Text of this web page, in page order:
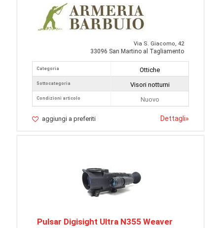
Via S. Giacomo, 42
33096 San Martino al Tagliamento
Categoria
Sottocategoria
Condizioni articolo
Ottiche
Visori notturni
Nuovo
aggiungi a preferiti Dettagli»
Pulsar Digisight Ultra N355 Weaver